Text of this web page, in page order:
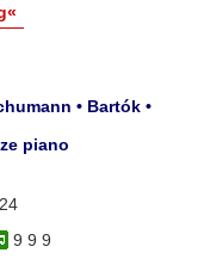
• Bartók •
piano
9 9 9